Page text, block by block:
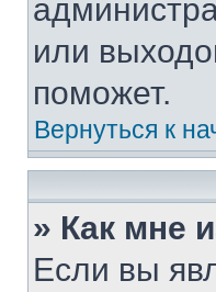
или
поможет.
Вернуться к
» Как мне
Если вы